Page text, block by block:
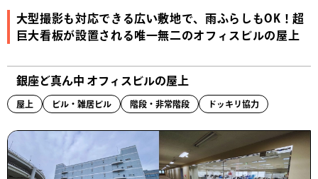
大型撮影も対応できる広い敷地で、雨ふらしもOK！超
巨大看板が設置される唯一無二のオフィスビルの屋上
銀座ど真ん中 オフィスビルの屋上
屋上 ビル・雑居ビル 階段・非常階段 ドッキリ協力